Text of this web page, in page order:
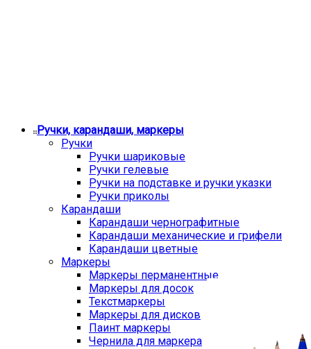
Ручки, карандаши, маркеры
Ручки
Ручки шариковые
Ручки гелевые
Ручки на подставке и ручки указки
Ручки приколы
Карандаши
Карандаши чернографитные
Карандаши механические и грифели
Карандаши цветные
Маркеры
Маркеры перманентные
Маркеры для досок
Текстмаркеры
Маркеры для дисков
Паинт маркеры
Чернила для маркера